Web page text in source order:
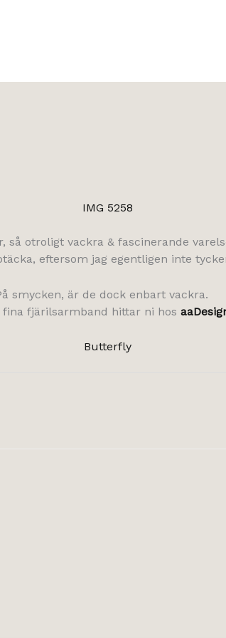
så otroligt vackra & fascinerande
eftersom jag egentligen inte
smycken, är de dock enbart vackra.
fina fjärilsarmband hittar ni hos